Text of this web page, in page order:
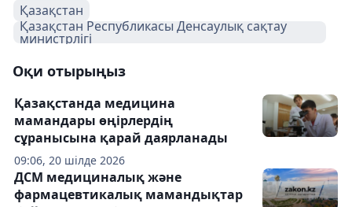
Қазақстан
Қазақстан Республикасы Денсаулық сақтау
министрлігі
Оқи отырыңыз
09:06, 20 шілде 2026
Қазақстанда медицина
мамандары өңірлердің
сұранысына қарай даярланады
ДСМ медициналық және
фармацевтикалық мамандықтар